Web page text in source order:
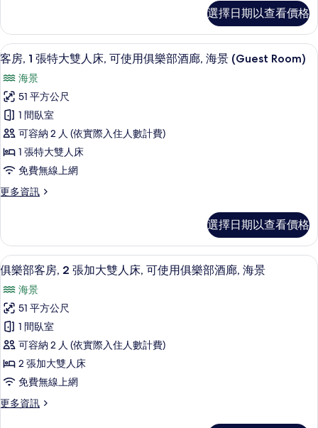
有
相
片
Beds,
Oceanfront
View,
Room
的
詳
情
選擇日期以查看價格
顯
示
客
房,
張
特
大
雙
床,
可
使
用
俱
樂
部
酒
廊,
海
客房, 1 張特大雙人床, 可使用俱樂部
17
客房, 1 張特大雙人床, 可使用俱樂部酒廊, 海景 (Guest Room)
海景
51 平方公尺
1 間臥室
可容納 2 人 (依實際入住人數計費)
1 張特大雙人床
免費無線上網
更多資訊
更
1
張
特
雙
人
床,
可
使
用
俱
樂
酒
選擇日期以查看價格
顯
示
俱
樂
部
客
房,
張
高級寢具、迷你吧、客房內保險箱、書
9
俱樂部客房, 2 張加大雙人床, 可使用俱樂部酒廊, 海景
海景
51 平方公尺
1 間臥室
可容納 2 人 (依實際入住人數計費)
2 張加大雙人床
免費無線上網
更多資訊
更